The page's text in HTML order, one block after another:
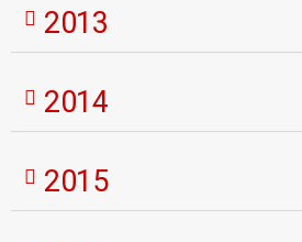
2013
2014
2015